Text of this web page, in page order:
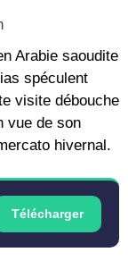
Arabie saoudite
spéculent
visite débouche
vue de son
hivernal.
Télécharger